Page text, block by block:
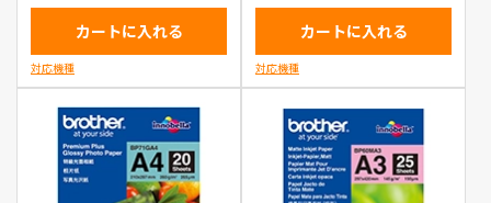
カートに入れる
対応機種
カートに入れる
対応機種